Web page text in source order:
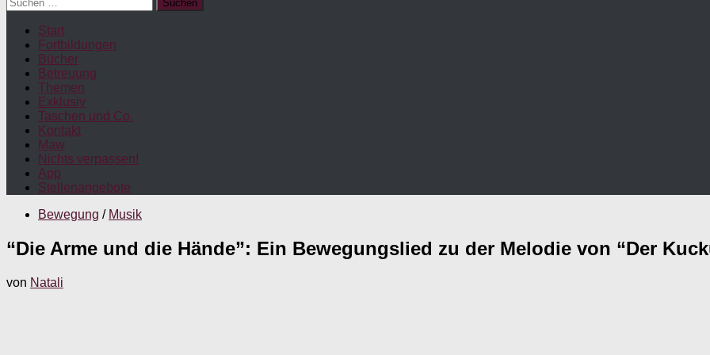
nach:
Start
Fortbildungen
Bücher
Betreuung
Themen
Exklusiv
Taschen und Co.
Kontakt
Maw
Nichts verpassen!
App
Stellenangebote
Bewegung / Musik
“Die Arme und die Hände”: Ein Bewegungslied zu der Melodie von “Der
von Natali